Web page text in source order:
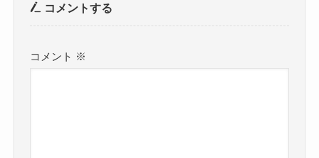
コメントする
コメント ※